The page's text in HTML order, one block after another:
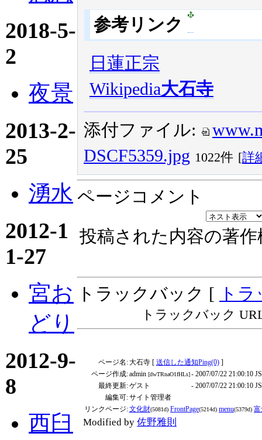
2018-5-
2
夜景
2013-2-
25
湧水
2012-1
1-27
宮お
どり
2012-9-
8
西臼
参考リンク
日蓮正宗
Wikipedia大石寺
添付ファイル:
DSCF5359.jpg 1022件 [詳
ページコメント
投稿された内容の著
トラックバック [ ト
トラックバック
ページ名:大石寺 [ 送信した通知Ping(0) ]
ページ作成:admin [dwTRnaO1fHLs]- 2007/07/22 21:00:10
最終更新:ゲスト
- 2007/07/22 21:00:10
編集可:サイト管理者
リンクページ:文化財(5081d) FrontPage(5214d) menu(5379d)
Modified by 佐野雅則